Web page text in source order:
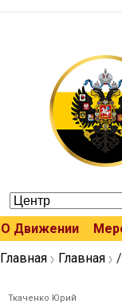
О Движении
Главная
Главная /
Ткаченко Юрий